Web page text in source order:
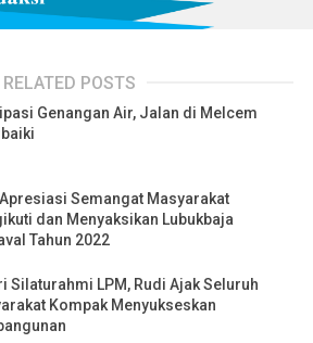
RELATED POSTS
Genangan Air, Jalan di Melcem
Semangat Masyarakat
dan Menyaksikan Lubukbaja
Tahun 2022
Silaturahmi LPM, Rudi Ajak Seluruh
Kompak Menyukseskan